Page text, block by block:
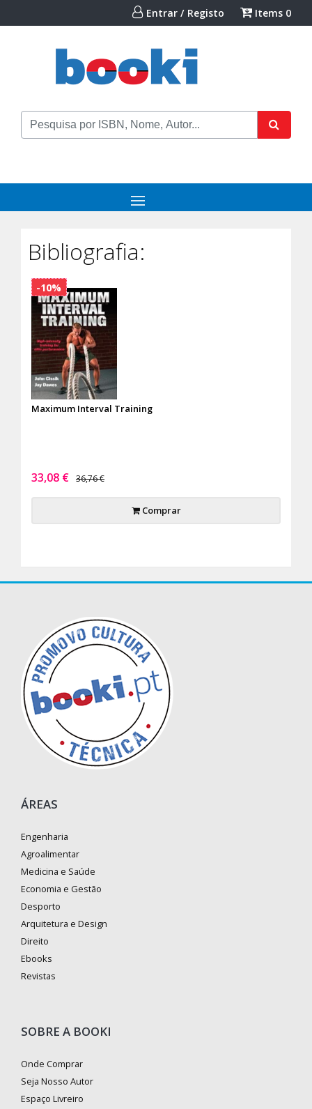
Entrar / Registo Items 0
Bibliografia:
Maximum Interval Training
33,08 € 36,76 €
Comprar
-10%
ÁREAS
Engenharia
Agroalimentar
Medicina e Saúde
Economia e Gestão
Desporto
Arquitetura e Design
Direito
Ebooks
Revistas
SOBRE A BOOKI
Onde Comprar
Seja Nosso Autor
Espaço Livreiro